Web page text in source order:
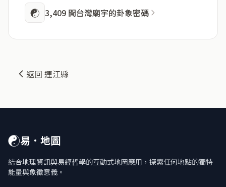
☯ 3,409 間台灣廟宇的卦象密碼
返回 連江縣
☯易．地圖
結合地理資訊與易經哲學的互動式地圖應用，探索任何地點的獨特
能量與象徵意義。